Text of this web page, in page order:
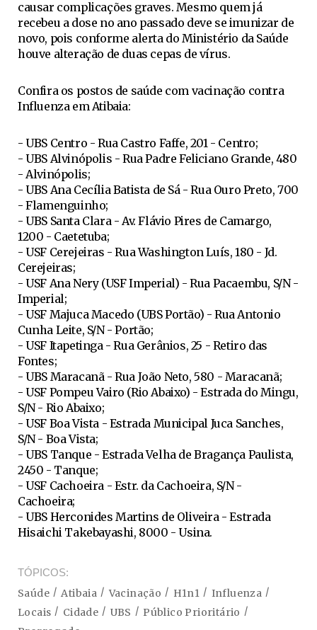
causar complicações graves. Mesmo quem já
recebeu a dose no ano passado deve se imunizar de
novo, pois conforme alerta do Ministério da Saúde
houve alteração de duas cepas de vírus.
Confira os postos de saúde com vacinação contra
Influenza em Atibaia:
- UBS Centro - Rua Castro Faffe, 201 - Centro;
- UBS Alvinópolis - Rua Padre Feliciano Grande, 480
- Alvinópolis;
- UBS Ana Cecília Batista de Sá - Rua Ouro Preto, 700
- Flamenguinho;
- UBS Santa Clara - Av. Flávio Pires de Camargo,
1200 - Caetetuba;
- USF Cerejeiras - Rua Washington Luís, 180 - Jd.
Cerejeiras;
- USF Ana Nery (USF Imperial) - Rua Pacaembu, S/N -
Imperial;
- USF Majuca Macedo (UBS Portão) - Rua Antonio
Cunha Leite, S/N - Portão;
- USF Itapetinga - Rua Gerânios, 25 - Retiro das
Fontes;
- UBS Maracanã - Rua João Neto, 580 - Maracanã;
- USF Pompeu Vairo (Rio Abaixo) - Estrada do Mingu,
S/N - Rio Abaixo;
- USF Boa Vista - Estrada Municipal Juca Sanches,
S/N - Boa Vista;
- UBS Tanque - Estrada Velha de Bragança Paulista,
2450 - Tanque;
- USF Cachoeira - Estr. da Cachoeira, S/N -
Cachoeira;
- UBS Herconides Martins de Oliveira - Estrada
Hisaichi Takebayashi, 8000 - Usina.
TÓPICOS
Saúde Atibaia Vacinação H1n1
Influenza
Locais
Cidade UBS
Público Prioritário